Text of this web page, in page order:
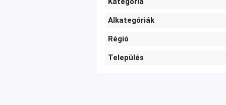
Alkategóriák
Régió
Település